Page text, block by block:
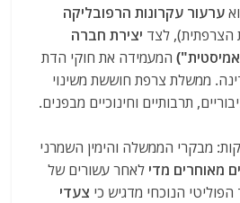
er
e
b
o
o
k
ערעור עקרונות הרפובליקה
הצרפתית), לצד יצירת חברה
המעמידה את חוקי הדת
ממשלת צרפת חוששת משינוי
תרבותיים וחינוכיים מבפנים.
מבקרי הממשלה והימין השמרני
מאוחרים מדי לאחר עשורים של
הנוכחי מדגיש כי צעדי